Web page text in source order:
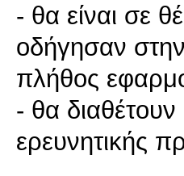
- θα είναι σε
οδήγησαν
πλήθος
- θα διαθέτουν
ερευνητικής